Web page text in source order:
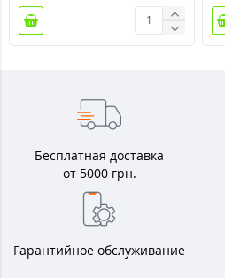
Бесплатная доставка
от 5000 грн.
Гарантийное обслуживание